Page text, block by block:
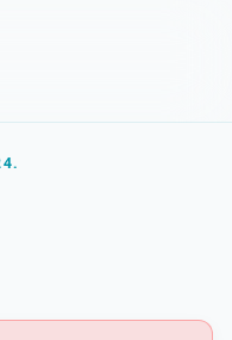
emailben